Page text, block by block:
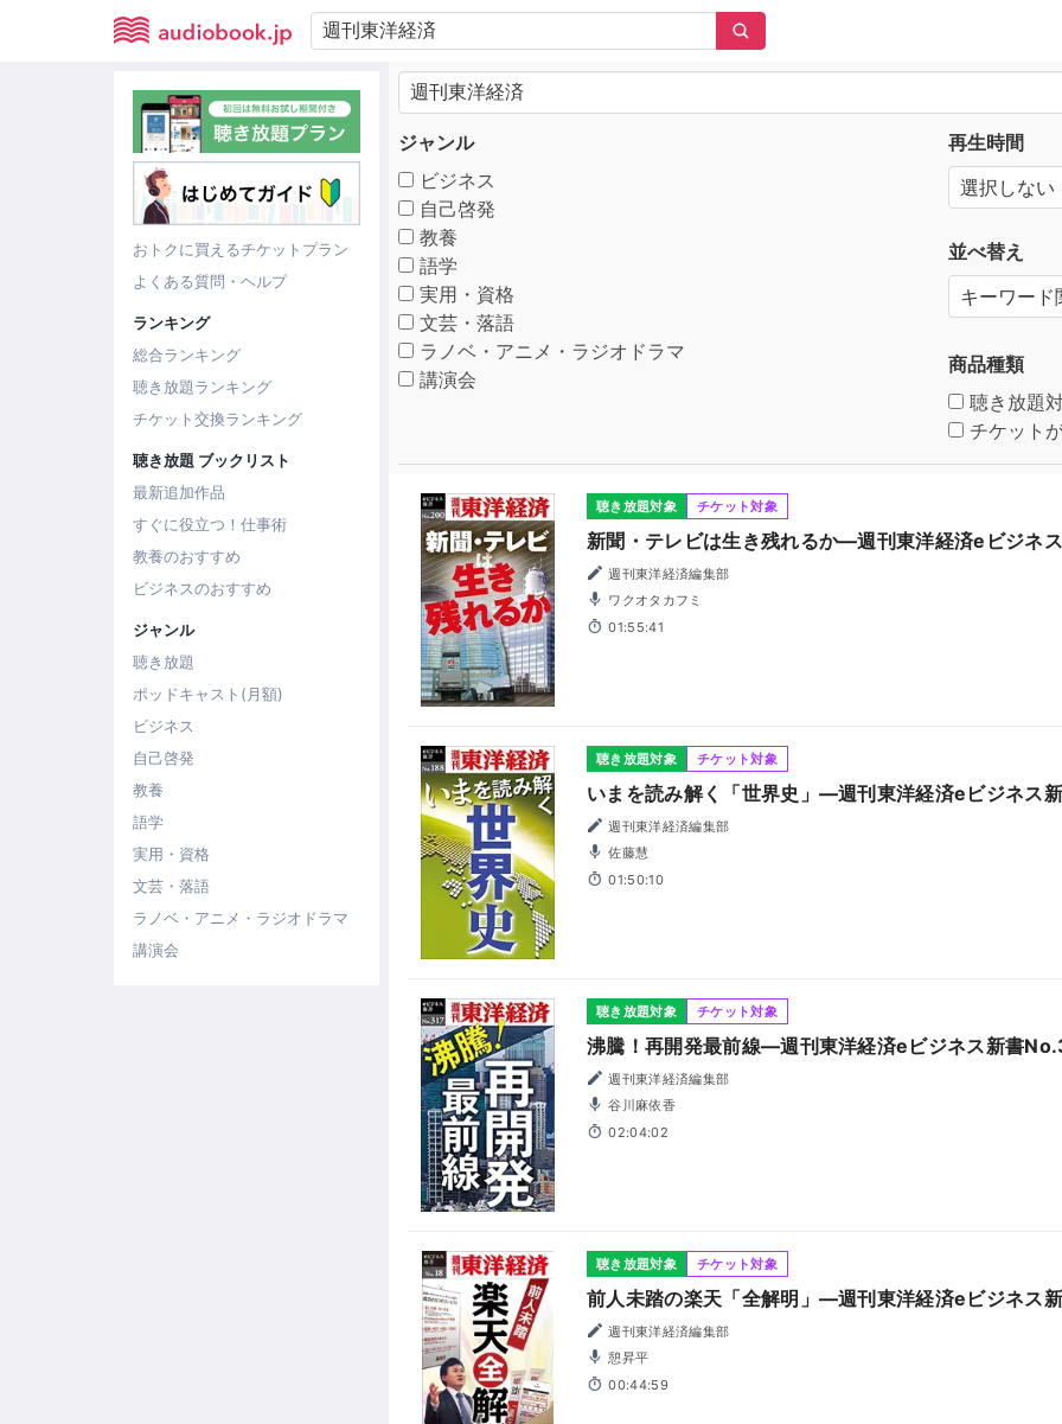
おトクに買えるチケットプラン
よくある質問・ヘルプ
ランキング
総合ランキング
聴き放題ランキング
チケット交換ランキング
聴き放題 ブックリスト
最新追加作品
すぐに役立つ！仕事術
教養のおすすめ
ビジネスのおすすめ
ジャンル
聴き放題
ポッドキャスト(月額)
ビジネス
自己啓発
教養
語学
実用・資格
文芸・落語
ラノベ・アニメ・ラジオドラマ
講演会
ジャンル
ビジネス
自己啓発
教養
語学
実用・資格
文芸・落語
ラノベ・アニメ・ラジオドラマ
講演会
再生時間
並べ替え
商品種類
聴き放題
チケット
聴き放題対象 チケット対象
新聞・テレビは生き残れるか―週刊東洋経済eビジネ
週刊東洋経済編集部
ワクオタカフミ
01:55:41
聴き放題対象 チケット対象
いまを読み解く「世界史」―週刊東洋経済eビジネス
週刊東洋経済編集部
佐藤慧
01:50:10
聴き放題対象 チケット対象
沸騰！再開発最前線―週刊東洋経済eビジネス新書
週刊東洋経済編集部
谷川麻依香
02:04:02
聴き放題対象 チケット対象
前人未踏の楽天「全解明」―週刊東洋経済eビジネス
週刊東洋経済編集部
憩昇平
00:44:59